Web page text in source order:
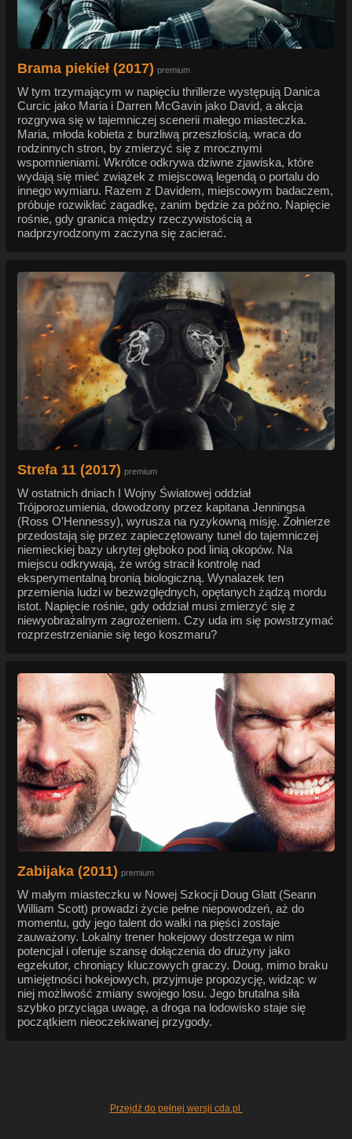
Brama piekieł (2017) premium
W tym trzymającym w napięciu thrillerze występują Danica
Curcic jako Maria i Darren McGavin jako David, a akcja
rozgrywa się w tajemniczej scenerii małego miasteczka.
Maria, młoda kobieta z burzliwą przeszłością, wraca do
rodzinnych stron, by zmierzyć się z mrocznymi
wspomnieniami. Wkrótce odkrywa dziwne zjawiska, które
wydają się mieć związek z miejscową legendą o portalu do
innego wymiaru. Razem z Davidem, miejscowym badaczem,
próbuje rozwikłać zagadkę, zanim będzie za późno. Napięcie
rośnie, gdy granica między rzeczywistością a
nadprzyrodzonym zaczyna się zacierać.
Strefa 11 (2017) premium
W ostatnich dniach I Wojny Światowej oddział
Trójporozumienia, dowodzony przez kapitana Jenningsa
(Ross O'Hennessy), wyrusza na ryzykowną misję. Żołnierze
przedostają się przez zapieczętowany tunel do tajemniczej
niemieckiej bazy ukrytej głęboko pod linią okopów. Na
miejscu odkrywają, że wróg stracił kontrolę nad
eksperymentalną bronią biologiczną. Wynalazek ten
przemienia ludzi w bezwzględnych, opętanych żądzą mordu
istot. Napięcie rośnie, gdy oddział musi zmierzyć się z
niewyobrażalnym zagrożeniem. Czy uda im się powstrzymać
rozprzestrzenianie się tego koszmaru?
Zabijaka (2011) premium
W małym miasteczku w Nowej Szkocji Doug Glatt (Seann
William Scott) prowadzi życie pełne niepowodzeń, aż do
momentu, gdy jego talent do walki na pięści zostaje
zauważony. Lokalny trener hokejowy dostrzega w nim
potencjał i oferuje szansę dołączenia do drużyny jako
egzekutor, chroniący kluczowych graczy. Doug, mimo braku
umiejętności hokejowych, przyjmuje propozycję, widząc w
niej możliwość zmiany swojego losu. Jego brutalna siła
szybko przyciąga uwagę, a droga na lodowisko staje się
początkiem nieoczekiwanej przygody.
Przejdź do pełnej wersji cda.pl